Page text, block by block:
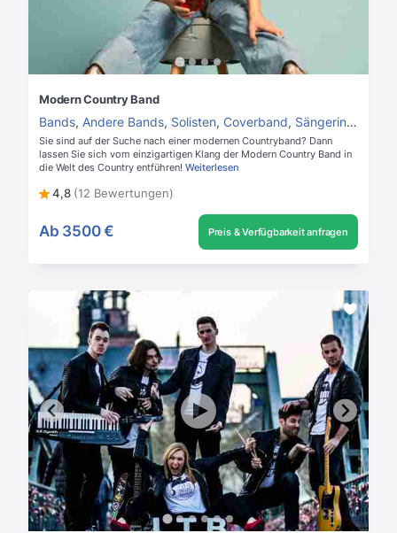
Modern Country Band
Bands, Andere Bands, Solisten, Coverband, Sängerin,
Sie sind auf der Suche nach einer modernen Countryband? Dann
lassen Sie sich vom einzigartigen Klang der Modern Country Band in
die Welt des Country entführen! Weiterlesen
4,8 (12 Bewertungen)
Ab 3500 € Preis & Verfügbarkeit anfragen